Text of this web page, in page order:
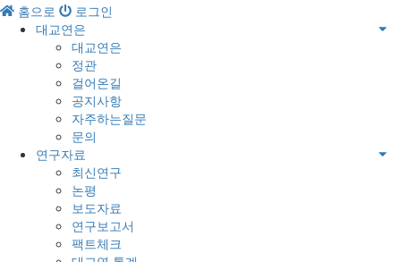
홈으로
로그인
대교연은
대교연은
정관
걸어온길
공지사항
자주하는질문
문의
연구자료
최신연구
논평
보도자료
연구보고서
팩트체크